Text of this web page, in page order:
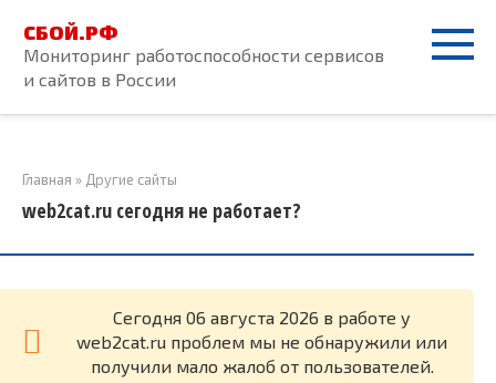
контенту
СБОЙ.РФ
Мониторинг работоспособности сервисов
и сайтов в России
Главная » Другие сайты
web2cat.ru сегодня не работает?
Cегодня 06 августа 2026 в работе у
web2cat.ru проблем мы не обнаружили или
получили мало жалоб от пользователей.